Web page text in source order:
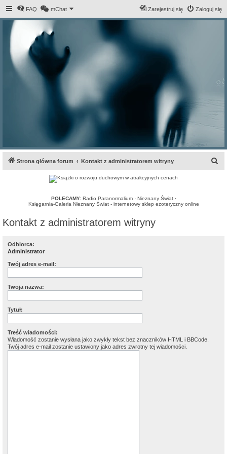
FAQ mChat Zaloguj się
Zarejestruj się
Strona główna forum Kontakt z administratorem witryny
POLECAMY: Radio Paranormalium· Nieznany Świat·
Księgarnia-Galeria Nieznany Świat - internetowy sklep ezoteryczny online
Kontakt z administratorem witryny
Odbiorca:
Administrator
Twój adres e-mail:
Twoja nazwa:
Tytuł:
Treść wiadomości:
Wiadomość zostanie wysłana jako zwykły tekst bez znaczników HTML i BBCode.
Twój adres e-mail zostanie ustawiony jako adres zwrotny tej wiadomości.